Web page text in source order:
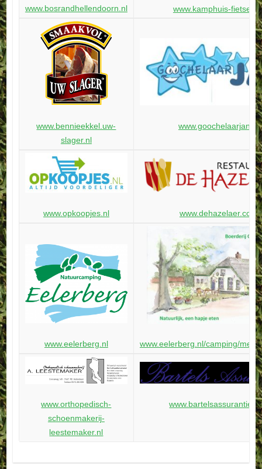
www.bosrandhellendoorn.nl www.kamphuis-
www.bennieekkel.uw-
slager.nl
www.goochelaarjan.nl
www.opkoopjes.nl www.dehazelaer.com
www.eelerberg.nl www.eelerberg.nl/camping/
www.orthopedisch-
schoenmakerij-
leestemaker.nl